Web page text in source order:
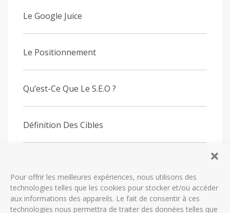
Pour offrir les meilleures expériences, nous utilisons des
technologies telles que les cookies pour stocker et/ou accéder
aux informations des appareils. Le fait de consentir à ces
technologies nous permettra de traiter des données telles que
Le Google Juice
Le Positionnement
Qu’est-Ce Que Le S.E.O ?
Définition Des Cibles
Le Cahier Des Charges